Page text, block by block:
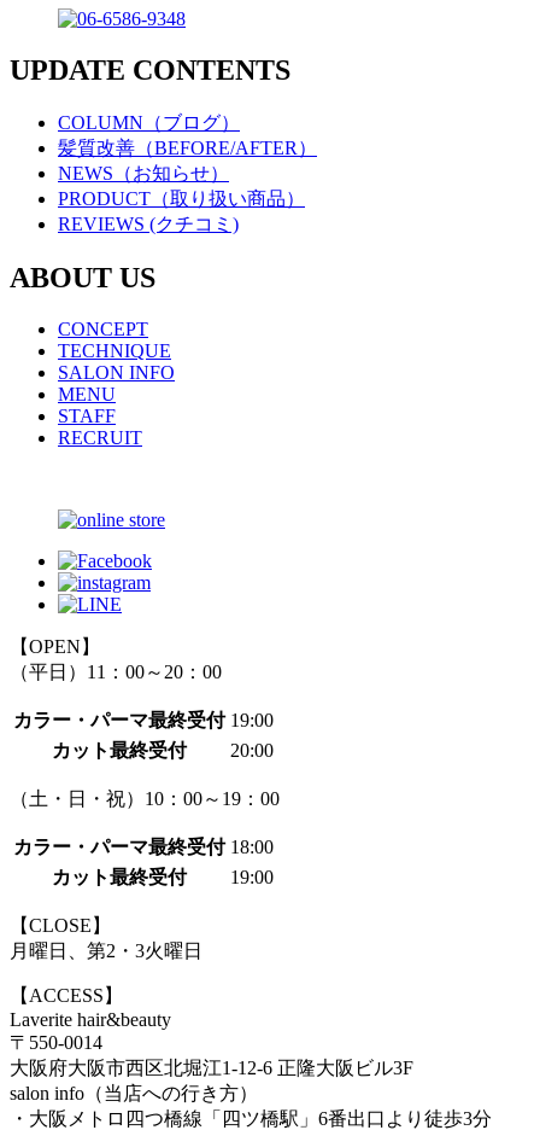
UPDATE CONTENTS
COLUMN（ブログ）
髪質改善（BEFORE/AFTER）
NEWS（お知らせ）
PRODUCT（取り扱い商品）
REVIEWS (クチコミ)
ABOUT US
CONCEPT
TECHNIQUE
SALON INFO
MENU
STAFF
RECRUIT
【OPEN】
（平日）11：00～20：00
カラー・パーマ最終受付 19:00
カット最終受付
20:00
（土・日・祝）10：00～19：00
カラー・パーマ最終受付 18:00
カット最終受付
19:00
【CLOSE】
月曜日、第2・3火曜日
【ACCESS】
Laverite hair&beauty
〒550-0014
大阪府大阪市西区北堀江1-12-6 正隆大阪ビル3F
salon info（当店への行き方）
・大阪メトロ四つ橋線「四ツ橋駅」6番出口より徒歩3分